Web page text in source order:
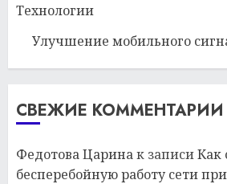
Технологии
Улучшение мобильного
СВЕЖИЕ КОММЕНТАРИИ
Федотова Царинак записиКак
бесперебойную работу сети